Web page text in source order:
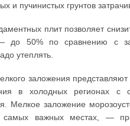
и пучинистых грунтов
плит позволяет
до 50% по сравнению с
утеплять.
заложения
в холодных регионах с
Мелкое заложение
важных местах, —